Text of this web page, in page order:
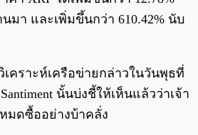
มา และเพิ่มขึ้นกว่า 610.42% นับ
เคราะห์เครือข่ายกล่าวในวันพุธที่
นั้นบ่งชี้ให้เห็นแล้วว่าเจ้า
มดซื้ออย่างบ้าคลั่ง